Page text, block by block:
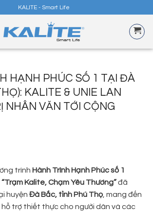
KALITE - Smart Life
HẠNH PHÚC SỐ 1 TẠI ĐÀ
KALITE & UNIE LAN
NHÂN VĂN TỚI CỘNG
trình Hành Trình Hạnh Phúc số 1
“Trạm Kalite, Chạm Yêu Thương”đã
huyện Đà Bắc, tỉnh Phú Thọ , mang đến
trợ thiết thực cho người dân và các